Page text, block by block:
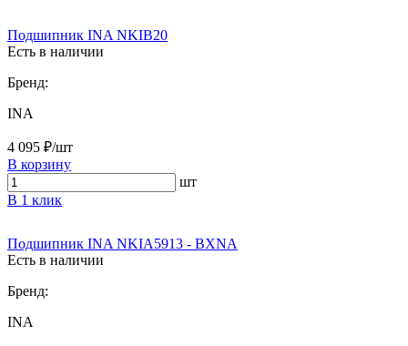
Подшипник INA NKIB20
Есть в наличии
Бренд:
INA
4 095 ₽/шт
В корзину
шт
В 1 клик
Подшипник INA NKIA5913 - BXNA
Есть в наличии
Бренд:
INA